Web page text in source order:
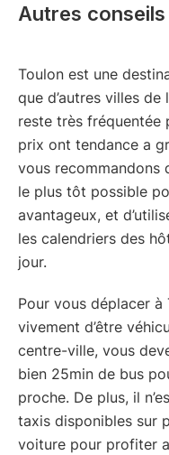
Autres
Toulon est une
que d’autres villes de
reste très fréquentée
prix ont tendance a
vous recommandons
le plus tôt possible
avantageux, et
les calendriers des
jour.
Pour vous déplacer à
vivement d’être
centre-ville, vous
bien 25min de bus
proche. De plus, il
taxis disponibles sur
voiture pour profiter